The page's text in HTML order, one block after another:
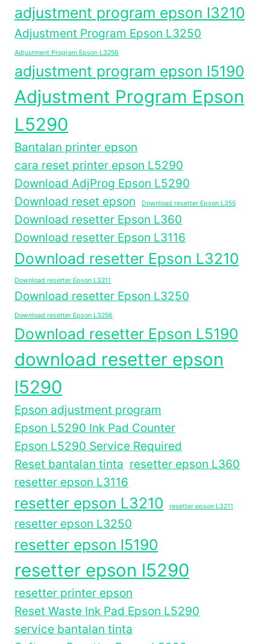
adjustment program epson l3210
Adjustment Program Epson L3250
Adjustment Program Epson L3256
adjustment program epson l5190
Adjustment Program Epson
L5290
Bantalan printer epson
cara reset printer epson L5290
Download AdjProg Epson L5290
Download reset epson
Download resetter Epson L355
Download resetter Epson L360
Download resetter Epson L3116
Download resetter Epson L3210
Download resetter Epson L3211
Download resetter Epson L3250
Download resetter Epson L3256
Download resetter Epson L5190
download resetter epson
l5290
Epson adjustment program
Epson L5290 Ink Pad Counter
Epson L5290 Service Required
Reset bantalan tinta resetter epson L360
resetter epson L3116
resetter epson L3210 resetter epson L3211
resetter epson L3250
resetter epson l5190
resetter epson l5290
resetter printer epson
Reset Waste Ink Pad Epson L5290
service bantalan tinta